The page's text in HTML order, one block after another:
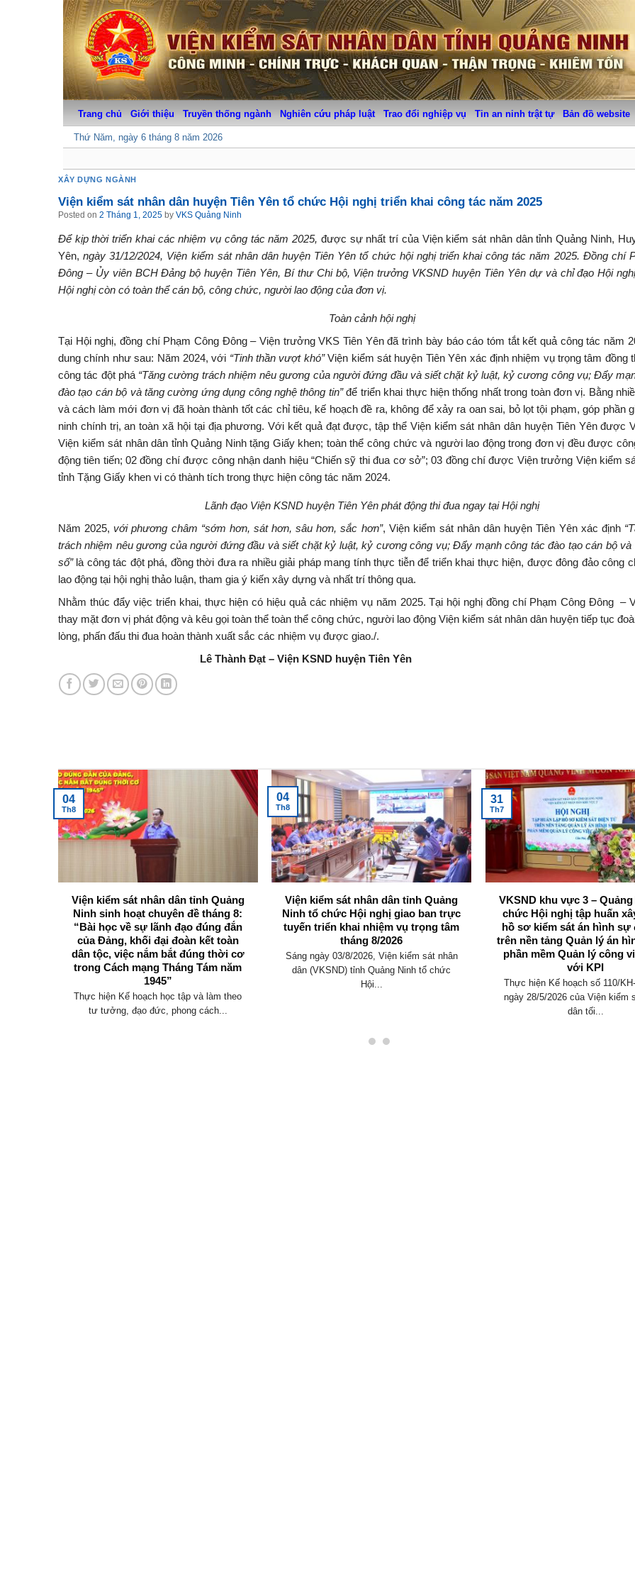
Trang chủ Giới thiệu Truyền thống ngành Nghiên cứu pháp luật Trao đổi nghiệp vụ Tin an ninh trật tự Bản đồ website
Thứ Năm, ngày 6 tháng 8 năm 2026
XÂY DỰNG NGÀNH
Viện kiểm sát nhân dân huyện Tiên Yên tổ chức Hội nghị triển khai công tác năm 2025
Posted on 2 Tháng 1, 2025 by VKS Quảng Ninh
Để kịp thời triển khai các nhiệm vụ công tác năm 2025, được sự nhất trí của Viện kiểm sát nhân dân tỉnh Quảng Ninh,
Yên,ngày 31/12/2024, Viện kiểm sát nhân dân huyện Tiên Yên tổ chức hội nghị triển khai công tác năm 2025. Đồng chí
Đông – Ủy viên BCH Đảng bộ huyện Tiên Yên, Bí thư Chi bộ, Viện trưởng VKSND huyện Tiên Yên dự và chỉ đạo Hội
Hội nghị còn có toàn thể cán bộ, công chức, người lao động của đơn vị.
Toàn cảnh hội nghị
Tại Hội nghị, đồng chí Phạm Công Đông – Viện trưởng VKS Tiên Yên đã trình bày báo cáo tóm tắt kết quả công tác năm
dung chính như sau: Năm 2024, với “Tinh thần vượt khó”Viện kiểm sát huyện Tiên Yên xác định nhiệm vụ trọng tâm đồng
công tác đột phá “Tăng cường trách nhiệm nêu gương của người đứng đầu và siết chặt kỷ luật, kỷ cương công vụ; Đẩy
đào tạo cán bộ và tăng cường ứng dụng công nghệ thông tin”để triển khai thực hiện thống nhất trong toàn đơn vị. Bằng
và cách làm mới đơn vị đã hoàn thành tốt các chỉ tiêu, kế hoạch đề ra, không để xảy ra oan sai, bỏ lọt tội phạm, góp phần
ninh chính trị, an toàn xã hội tại địa phương. Với kết quả đạt được, tập thể Viện kiểm sát nhân dân huyện Tiên Yên được
Viện kiểm sát nhân dân tỉnh Quảng Ninh tặng Giấy khen; toàn thể công chức và người lao động trong đơn vị đều được
động tiên tiến; 02 đồng chí được công nhận danh hiệu “Chiến sỹ thi đua cơ sở”; 03 đồng chí được Viện trưởng Viện kiểm
tỉnh Tặng Giấy khen vi có thành tích trong thực hiện công tác năm 2024.
Lãnh đạo Viện KSND huyện Tiên Yên phát động thi đua ngay tại Hội nghị
Năm 2025, với phương châm “sớm hơn, sát hơn, sâu hơn, sắc hơn”, Viện kiểm sát nhân dân huyện Tiên Yên xác định
trách nhiệm nêu gương của người đứng đầu và siết chặt kỷ luật, kỷ cương công vụ; Đẩy mạnh công tác đào tạo cán bộ và
số” là công tác đột phá, đồng thời đưa ra nhiều giải pháp mang tính thực tiễn để triển khai thực hiện, được đông đảo công
lao động tại hội nghị thảo luận, tham gia ý kiến xây dựng và nhất trí thông qua.
Nhằm thúc đẩy việc triển khai, thực hiện có hiệu quả các nhiệm vụ năm 2025. Tại hội nghị đồng chí Phạm Công Đông –
thay mặt đơn vị phát động và kêu gọi toàn thể toàn thể công chức, người lao động Viện kiểm sát nhân dân huyện tiếp tục
lòng, phấn đấu thi đua hoàn thành xuất sắc các nhiệm vụ được giao./.
Lê Thành Đạt – Viện KSND huyện Tiên Yên
Viện kiểm sát nhân dân tỉnh Quảng
Ninh sinh hoạt chuyên đề tháng 8:
“Bài học về sự lãnh đạo đúng đắn
của Đảng, khối đại đoàn kết toàn
dân tộc, việc nắm bắt đúng thời cơ
trong Cách mạng Tháng Tám năm
1945”
Thực hiện Kế hoạch học tập và làm theo
tư tưởng, đạo đức, phong cách...
04
Th8
Viện kiểm sát nhân dân tỉnh Quảng
Ninh tổ chức Hội nghị giao ban trực
tuyến triển khai nhiệm vụ trọng tâm
tháng 8/2026
Sáng ngày 03/8/2026, Viện kiểm sát nhân
dân (VKSND) tỉnh Quảng Ninh tổ chức
Hội...
04
Th8
VKSND khu vực 3 –
chức Hội nghị tập huấn
hồ sơ kiểm sát án hình sự
trên nền tảng Quản lý án
phần mềm Quản lý công
với KPI
Thực hiện Kế hoạch số 110/
ngày 28/5/2026 của Viện kiểm
dân tối...
31
Th7